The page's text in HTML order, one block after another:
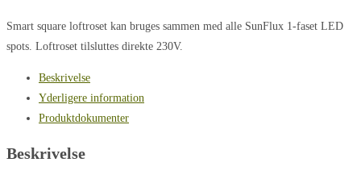
Smart square loftroset kan bruges sammen med alle SunFlux 1-faset LED
spots. Loftroset tilsluttes direkte 230V.
Beskrivelse
Yderligere information
Produktdokumenter
Beskrivelse